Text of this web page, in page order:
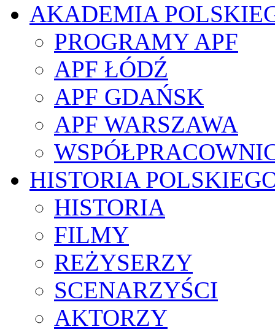
AKADEMIA
PROGRAMY APF
APF ŁÓDŹ
APF GDAŃSK
APF WARSZAWA
HISTORIA
HISTORIA
FILMY
REŻYSERZY
SCENARZYŚCI
AKTORZY